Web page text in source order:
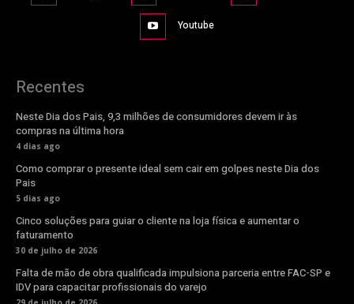
Youtube
Recentes
Neste Dia dos Pais, 9,3 milhões de consumidores devem ir às
compras na última hora
4 dias ago
Como comprar o presente ideal sem cair em golpes neste Dia dos
Pais
5 dias ago
Cinco soluções para guiar o cliente na loja física e aumentar o
faturamento
30 de julho de 2026
Falta de mão de obra qualificada impulsiona parceria entre FAC-SP e
IDV para capacitar profissionais do varejo